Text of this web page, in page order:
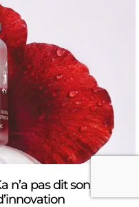
pas dit son dernier